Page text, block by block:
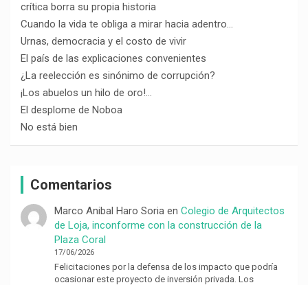
crítica borra su propia historia
Cuando la vida te obliga a mirar hacia adentro…
Urnas, democracia y el costo de vivir
El país de las explicaciones convenientes
¿La reelección es sinónimo de corrupción?
¡Los abuelos un hilo de oro!…
El desplome de Noboa
No está bien
Comentarios
Marco Anibal Haro Soriaen Colegio de Arquitectos
de Loja, inconforme con la construcción de la
Plaza Coral
17/06/2026
Felicitaciones por la defensa de los impacto que podría
ocasionar este proyecto de inversión privada. Los